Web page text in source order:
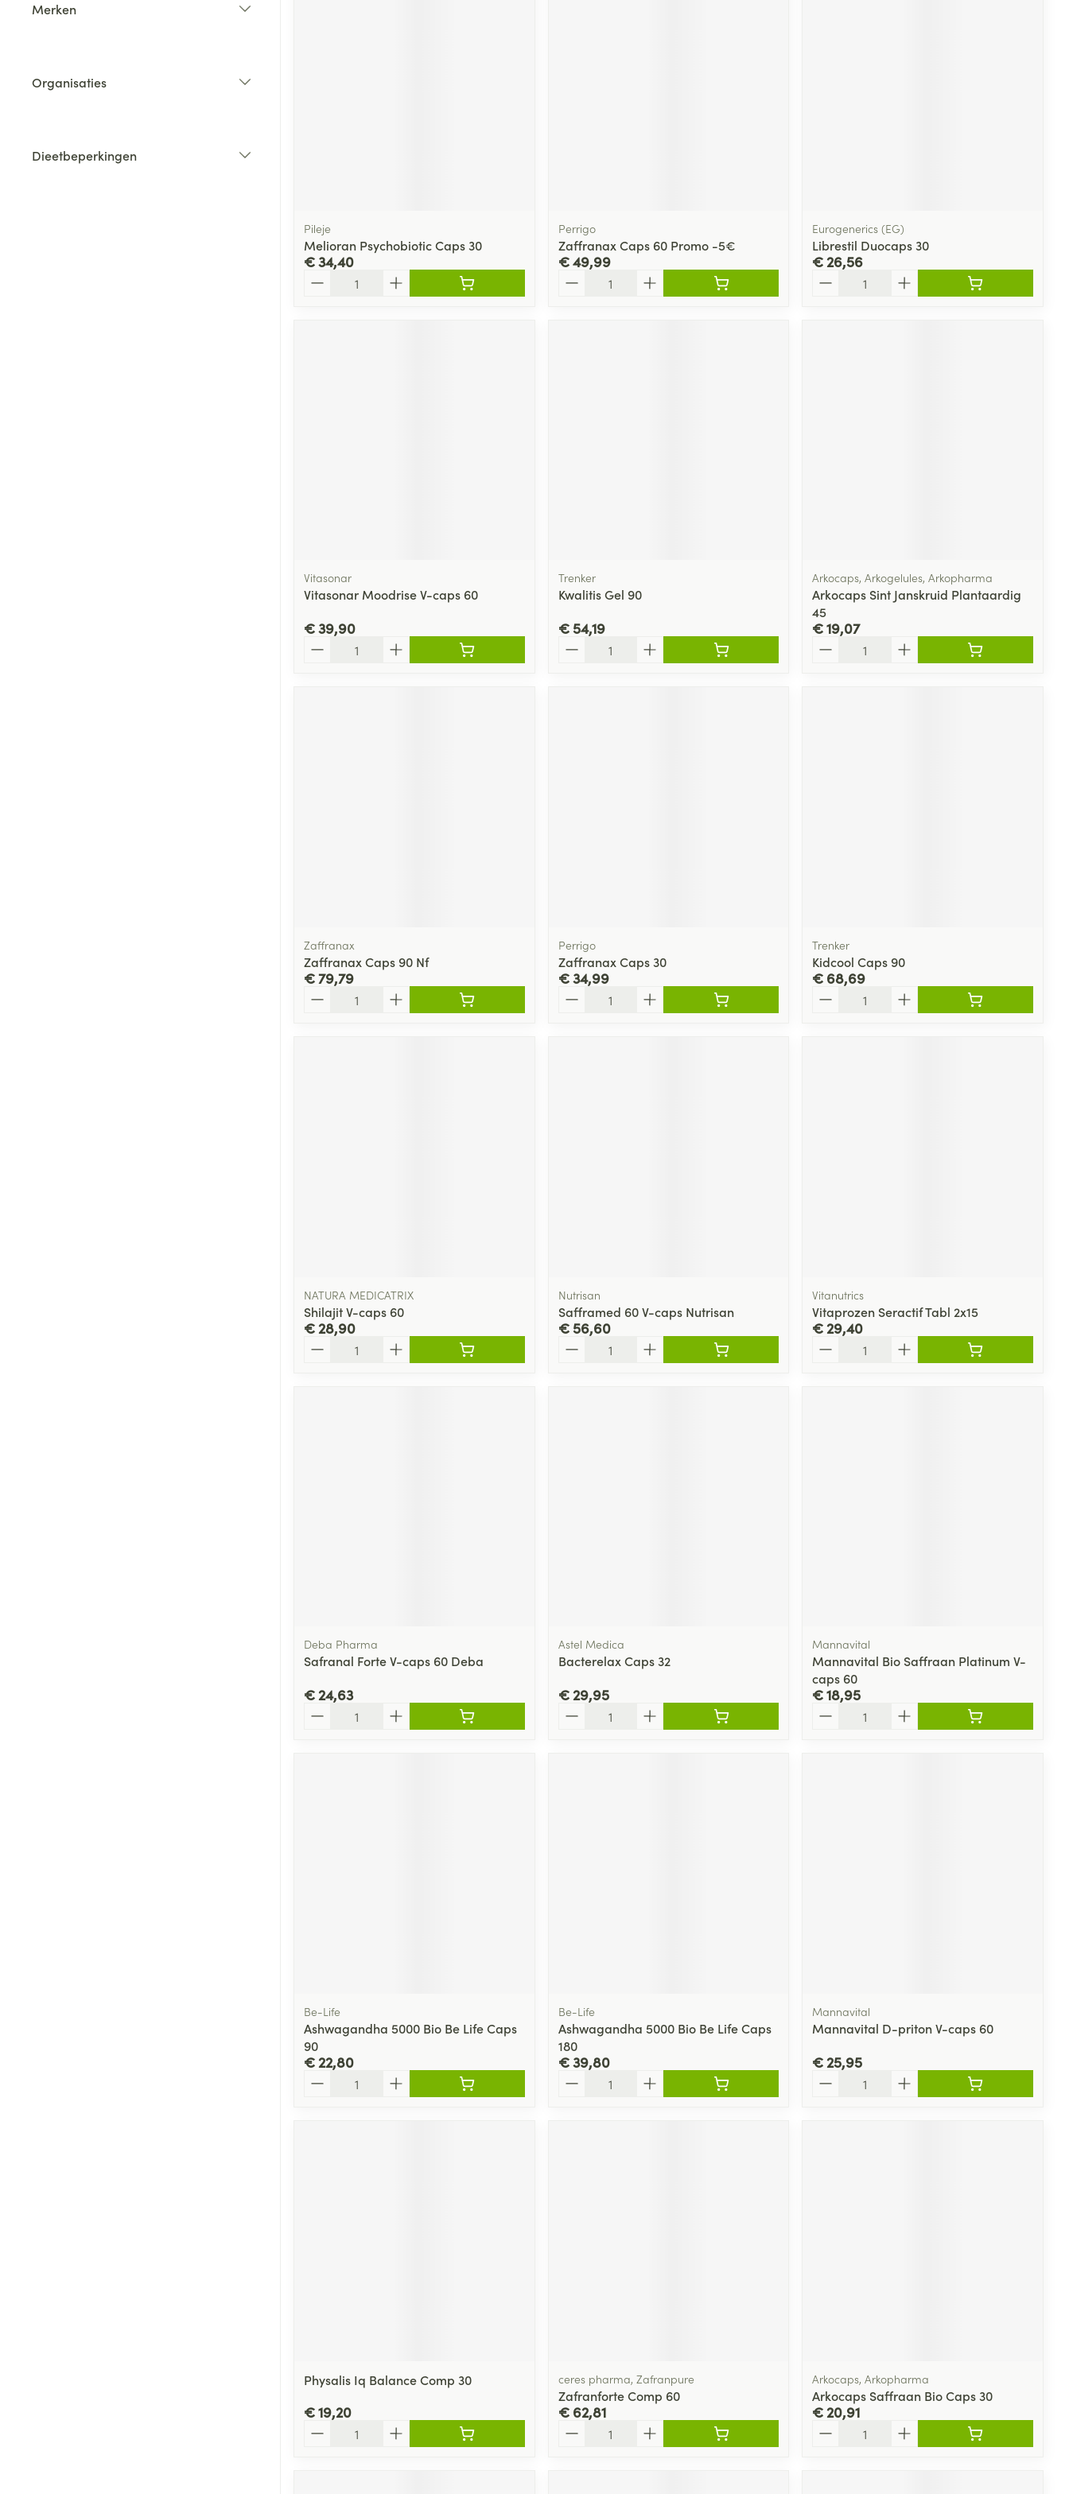
Merken
Organisaties
Dieetbeperkingen
Pileje
Melioran Psychobiotic Caps 30
€ 34,40
Perrigo
Zaffranax Caps 60 Promo -5€
€ 49,99
Eurogenerics (EG)
Librestil Duocaps 30
€ 26,56
Vitasonar
Vitasonar Moodrise V-caps 60
€ 39,90
Trenker
Kwalitis Gel 90
€ 54,19
Arkocaps, Arkogelules, Arkopharma
Arkocaps Sint Janskruid Plantaardig
45
€ 19,07
Zaffranax
Zaffranax Caps 90 Nf
€ 79,79
Perrigo
Zaffranax Caps 30
€ 34,99
Trenker
Kidcool Caps 90
€ 68,69
NATURA MEDICATRIX
Shilajit V-caps 60
€ 28,90
Nutrisan
Safframed 60 V-caps Nutrisan
€ 56,60
Vitanutrics
Vitaprozen Seractif Tabl 2x15
€ 29,40
Deba Pharma
Safranal Forte V-caps 60 Deba
€ 24,63
Astel Medica
Bacterelax Caps 32
€ 29,95
Mannavital
Mannavital Bio Saffraan Platinum V-
caps 60
€ 18,95
Be-Life
Ashwagandha 5000 Bio Be Life Caps
90
€ 22,80
Be-Life
Ashwagandha 5000 Bio Be Life Caps
180
€ 39,80
Mannavital
Mannavital D-priton V-caps 60
€ 25,95
Physalis Iq Balance Comp 30
€ 19,20
ceres pharma, Zafranpure
Zafranforte Comp 60
€ 62,81
Arkocaps, Arkopharma
Arkocaps Saffraan Bio Caps 30
€ 20,91